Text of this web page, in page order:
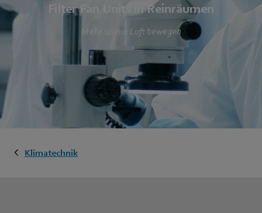
Filter Fan Units in Reinräumen
Mehr als nur Luft bewegen
Klimatechnik